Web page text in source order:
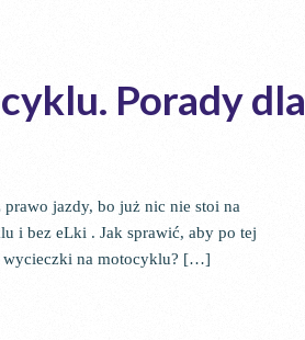
Porady dla
prawo jazdy, bo już nic nie stoi na
i bez eLki . Jak sprawić, aby po tej
wycieczki na motocyklu? […]